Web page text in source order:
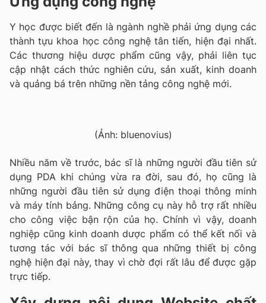
Y học được biết đến là ngành nghề phải ứng dụng các
thành tựu khoa học công nghệ tân tiến, hiện đại nhất.
Các thương hiệu dược phẩm cũng vậy, phải liên tục
cập nhật cách thức nghiên cứu, sản xuất, kinh doanh
và quảng bá trên những nền tảng công nghệ mới.
(Ảnh: bluenovius)
Nhiều năm về trước, bác sĩ là những người đầu tiên sử
dụng PDA khi chúng vừa ra đời, sau đó, họ cũng là
những người đầu tiên sử dụng điện thoại thông minh
và máy tính bảng. Những công cụ này hỗ trợ rất nhiều
cho công việc bận rộn của họ. Chính vì vậy, doanh
nghiệp cũng kinh doanh dược phẩm có thể kết nối và
tương tác với bác sĩ thông qua những thiết bị công
nghệ hiện đại này, thay vì chờ đợi rất lâu để được gặp
trực tiếp.